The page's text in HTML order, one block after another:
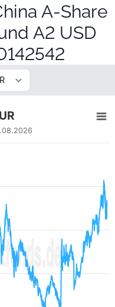
A-Share
A2 USD
Data ranges from